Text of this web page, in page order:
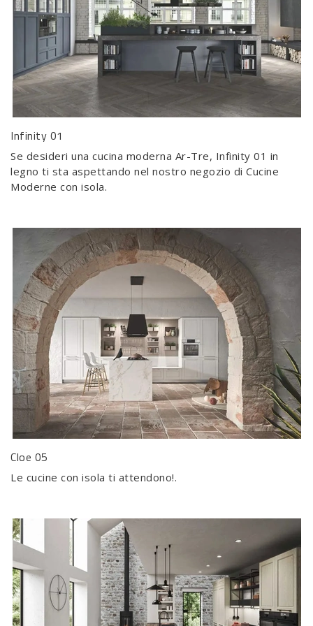
Infinity 01
Se desideri una cucina moderna Ar-Tre, Infinity 01 in
legno ti sta aspettando nel nostro negozio di Cucine
Moderne con isola.
Cloe 05
Le cucine con isola ti attendono!.